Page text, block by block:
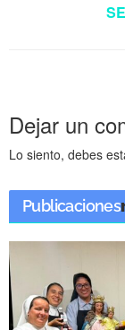
Dejar un
Lo siento, debes
Publicaciones